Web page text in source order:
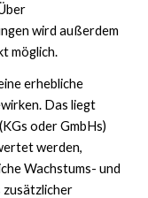
wird außerdem
möglich.
erhebliche
Das liegt
oder GmbHs)
werden,
Wachstums- und
zusätzlicher